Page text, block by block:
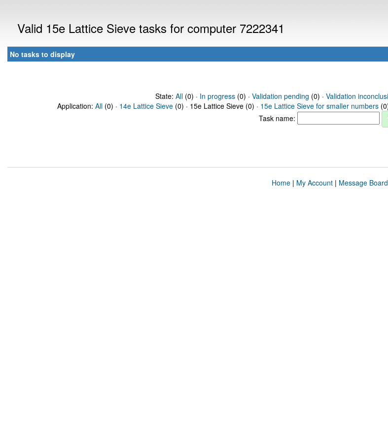
Valid 15e Lattice Sieve tasks for computer 7222341
No tasks to display
State: All(0) · In progress(0) · Validation pending (0) · Validation
Application: All (0) · 14e Lattice Sieve (0) · 15e Lattice Sieve (0) · 15e Lattice Sieve for smaller numbers
Task name:
Home| My Account| Message